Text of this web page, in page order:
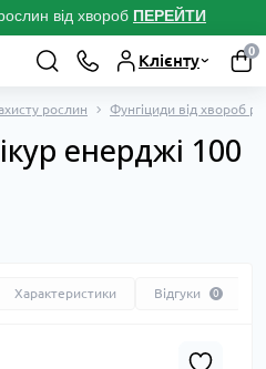
від хвороб ПЕРЕЙТИ
Клієнту
0
рослин Фунгіциди від хвороб
енерджі 100
Характеристики Відгуки 0